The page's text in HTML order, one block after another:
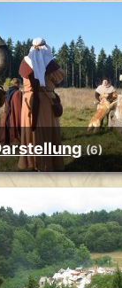
Darstellung (6)